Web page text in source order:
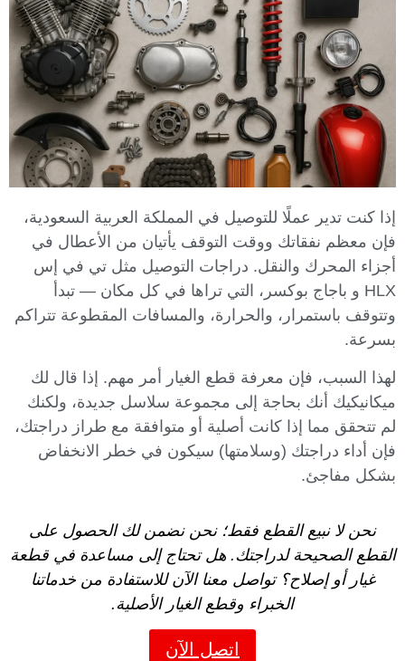
إذا كنت تدير عملًا للتوصيل في المملكة العربية السعودية،
فإن معظم نفقاتك ووقت التوقف يأتيان من الأعطال في
أجزاء المحرك والنقل. دراجات التوصيل مثل تي في إس
HLX و باجاج بوكسر، التي تراها في كل مكان — تبدأ
وتتوقف باستمرار، والحرارة، والمسافات المقطوعة تتراكم
بسرعة.
لهذا السبب، فإن معرفة قطع الغيار أمر مهم. إذا قال لك
ميكانيكيك أنك بحاجة إلى مجموعة سلاسل جديدة، ولكنك
لم تتحقق مما إذا كانت أصلية أو متوافقة مع طراز دراجتك،
فإن أداء دراجتك (وسلامتها) سيكون في خطر الانخفاض
بشكل مفاجئ.
نحن لا نبيع القطع فقط؛ نحن نضمن لك الحصول على
القطع الصحيحة لدراجتك. هل تحتاج إلى مساعدة في قطعة
غيار أو إصلاح؟ تواصل معنا الآن للاستفادة من خدماتنا
الخبراء وقطع الغيار الأصلية.
اتصل الآن